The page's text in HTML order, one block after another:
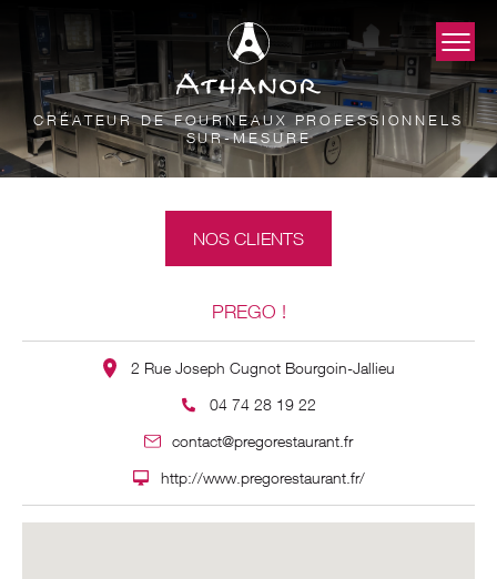
CRÉATEUR DE FOURNEAUX PROFESSIONNELS
SUR-MESURE
NOS CLIENTS
PREGO !
2 Rue Joseph Cugnot Bourgoin-Jallieu
04 74 28 19 22
contact@pregorestaurant.fr
http://www.pregorestaurant.fr/